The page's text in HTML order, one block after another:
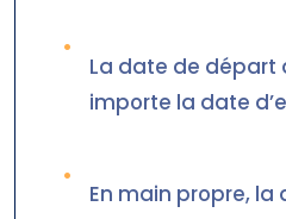
•
La date de départ
importe la date
•
En main propre, la